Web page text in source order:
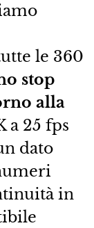
le 360
stop
alla
a 25 fps
dato
in